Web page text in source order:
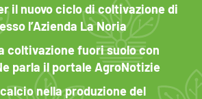
il nuovo ciclo di coltivazione di
l’Azienda La Noria
coltivazione fuori suolo con
parla il portale AgroNotizie
nella produzione del